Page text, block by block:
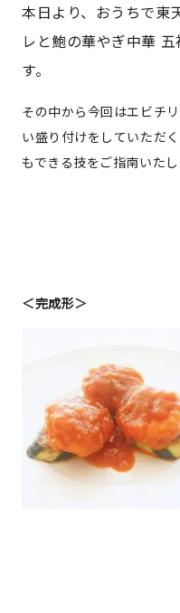
本日より、おうちで東
レと鮑の華やぎ中華
す。
その中から今回はエビチ
い盛り付けをしていただ
もできる技をご指南いたし
＜完成形＞